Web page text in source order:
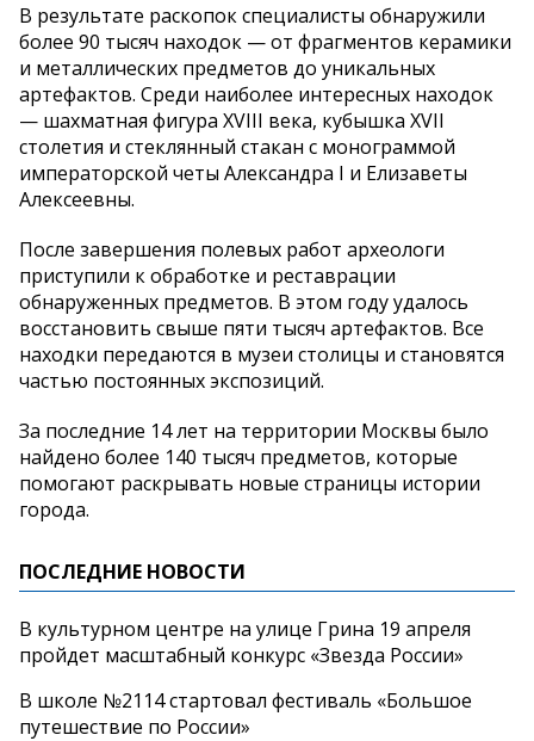
В результате раскопок специалисты обнаружили
более 90 тысяч находок — от фрагментов керамики
и металлических предметов до уникальных
артефактов. Среди наиболее интересных находок
— шахматная фигура XVIII века, кубышка XVII
столетия и стеклянный стакан с монограммой
императорской четы Александра I и Елизаветы
Алексеевны.
После завершения полевых работ археологи
приступили к обработке и реставрации
обнаруженных предметов. В этом году удалось
восстановить свыше пяти тысяч артефактов. Все
находки передаются в музеи столицы и становятся
частью постоянных экспозиций.
За последние 14 лет на территории Москвы было
найдено более 140 тысяч предметов, которые
помогают раскрывать новые страницы истории
города.
ПОСЛЕДНИЕ НОВОСТИ
В культурном центре на улице Грина 19 апреля
пройдет масштабный конкурс «Звезда России»
В школе №2114 стартовал фестиваль «Большое
путешествие по России»